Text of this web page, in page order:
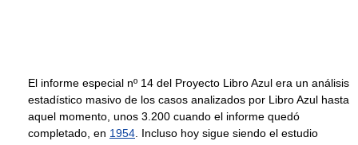
El informe especial nº 14 del Proyecto Libro Azul era un análisis
estadístico masivo de los casos analizados por Libro Azul hasta
aquel momento, unos 3.200 cuando el informe quedó
completado, en 1954 . Incluso hoy sigue siendo el estudio